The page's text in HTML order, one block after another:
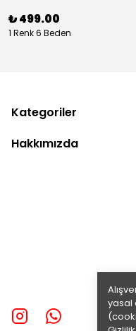
yasal
₺ 499.00
1 Renk 6 Beden
Kategoriler
Hakkımızda